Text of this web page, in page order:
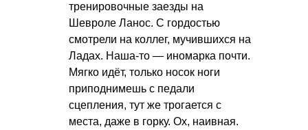
тренировочные заезды на
Шевроле Ланос. С гордостью
смотрели на коллег, мучившихся на
Ладах. Наша-то — иномарка почти.
Мягко идёт, только носок ноги
приподнимешь с педали
сцепления, тут же трогается с
места, даже в горку. Ох, наивная.